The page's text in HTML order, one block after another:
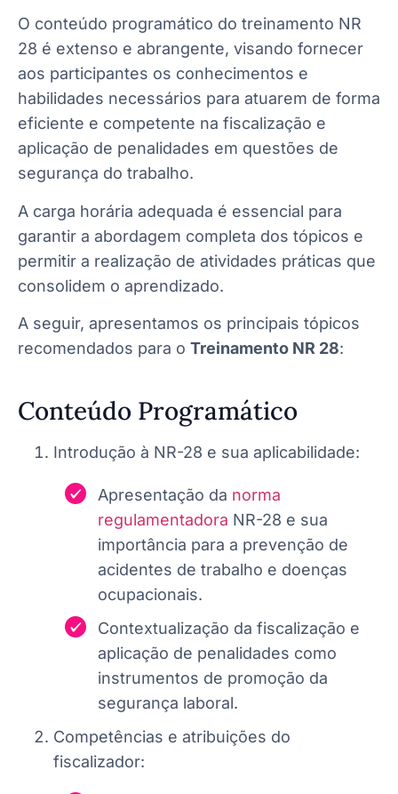
O conteúdo programático do treinamento NR
28 é extenso e abrangente, visando fornecer
aos participantes os conhecimentos e
habilidades necessários para atuarem de forma
eficiente e competente na fiscalização e
aplicação de penalidades em questões de
segurança do trabalho.
A carga horária adequada é essencial para
garantir a abordagem completa dos tópicos e
permitir a realização de atividades práticas que
consolidem o aprendizado.
A seguir, apresentamos os principais tópicos
recomendados para o Treinamento NR 28:
Conteúdo Programático
Introdução à NR-28 e sua aplicabilidade:
Apresentação da norma
regulamentadora NR-28 e sua
importância para a prevenção de
acidentes de trabalho e doenças
ocupacionais.
Contextualização da fiscalização e
aplicação de penalidades como
instrumentos de promoção da
segurança laboral.
Competências e atribuições do
fiscalizador: